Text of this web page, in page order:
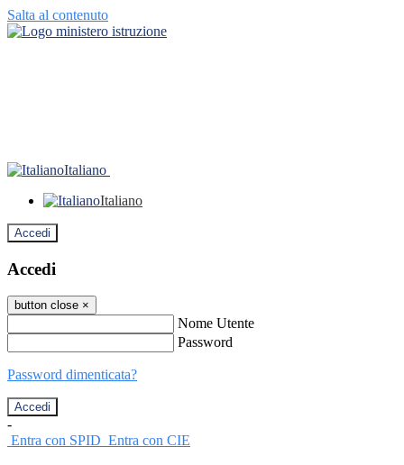
Salta al contenuto
Italiano
Italiano
Accedi
Accedi
button close ×
Nome Utente
Password
Password dimenticata?
-
Entra con SPID Entra con CIE